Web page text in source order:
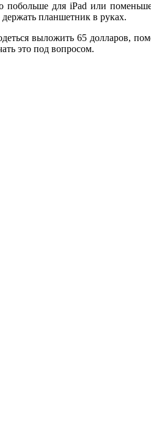
для iPad или
планшетник в руках.
выложить 65 долларов,
это под вопросом.